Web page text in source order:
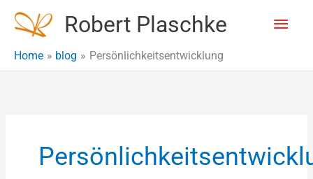
Robert Plaschke
Main
Home blog Persönlichkeitsentwicklung